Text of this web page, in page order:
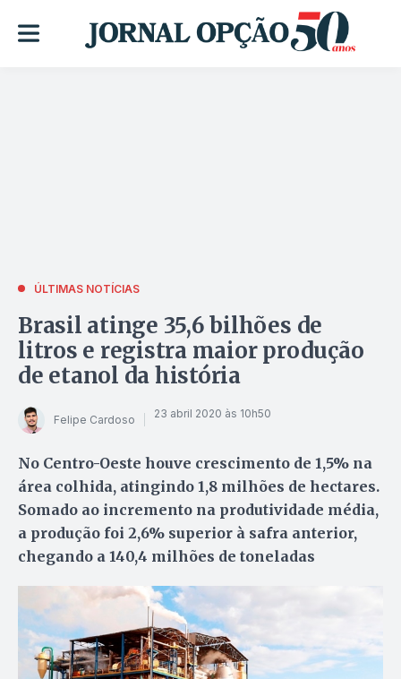
ÚLTIMAS NOTÍCIAS
Brasil atinge 35,6 bilhões de
litros e registra maior produção
de etanol da história
Felipe Cardoso 23 abril 2020 às 10h50
No Centro-Oeste houve crescimento de 1,5% na
área colhida, atingindo 1,8 milhões de hectares.
Somado ao incremento na produtividade média,
a produção foi 2,6% superior à safra anterior,
chegando a 140,4 milhões de toneladas